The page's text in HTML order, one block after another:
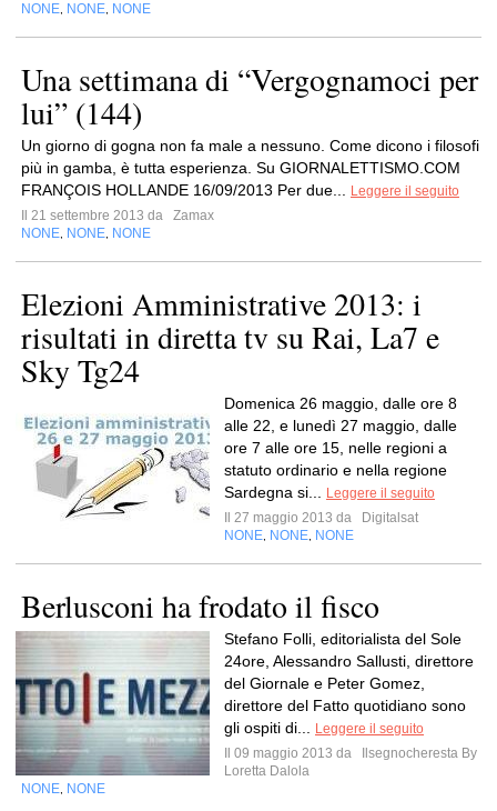
NONE NONE NONE
Una settimana di “Vergognamoci per
lui” (144)
Un giorno di gogna non fa male a nessuno. Come dicono i filosofi
più in gamba, è tutta esperienza. Su GIORNALETTISMO.COM
FRANÇOIS HOLLANDE 16/09/2013 Per due...
Leggere il seguito
Il 21 settembre 2013 da
Zamax
NONE NONE NONE
Elezioni Amministrative 2013: i
risultati in diretta tv su Rai, La7 e
Sky Tg24
Domenica 26 maggio, dalle ore 8
alle 22, e lunedì 27 maggio, dalle
ore 7 alle ore 15, nelle regioni a
statuto ordinario e nella regione
Sardegna si...
Leggere il seguito
Il 27 maggio 2013 da
Digitalsat
NONE NONE NONE
Berlusconi ha frodato il fisco
Stefano Folli, editorialista del Sole
24ore, Alessandro Sallusti, direttore
del Giornale e Peter Gomez,
direttore del Fatto quotidiano sono
gli ospiti di...
Leggere il seguito
Il 09 maggio 2013 da
Ilsegnocheresta By
Loretta Dalola
NONE NONE